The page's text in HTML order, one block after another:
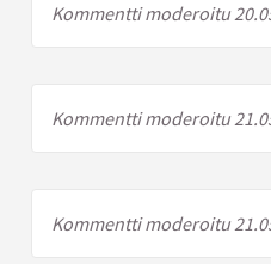
Kommentti moderoitu
Kommentti moderoitu
Kommentti moderoitu